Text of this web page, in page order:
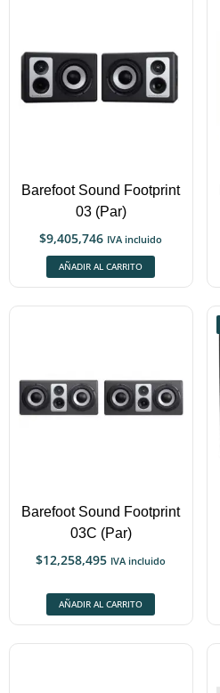
Barefoot Sound Footprint
03 (Par)
$9,405,746 IVA incluido
AÑADIR AL CARRITO
Barefoot Sound Footprint
03C (Par)
$12,258,495 IVA incluido
AÑADIR AL CARRITO